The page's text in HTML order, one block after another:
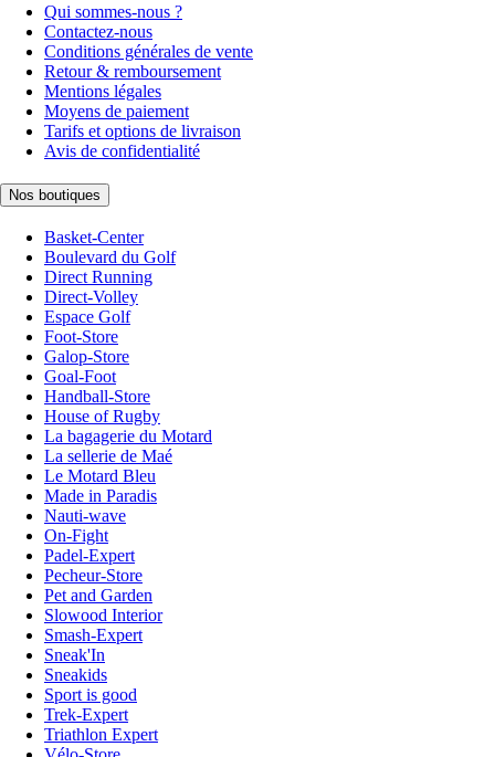
Qui sommes-nous ?
Contactez-nous
Conditions générales de vente
Retour & remboursement
Mentions légales
Moyens de paiement
Tarifs et options de livraison
Avis de confidentialité
Nos boutiques
Basket-Center
Boulevard du Golf
Direct Running
Direct-Volley
Espace Golf
Foot-Store
Galop-Store
Goal-Foot
Handball-Store
House of Rugby
La bagagerie du Motard
La sellerie de Maé
Le Motard Bleu
Made in Paradis
Nauti-wave
On-Fight
Padel-Expert
Pecheur-Store
Pet and Garden
Slowood Interior
Smash-Expert
Sneak'In
Sneakids
Sport is good
Trek-Expert
Triathlon Expert